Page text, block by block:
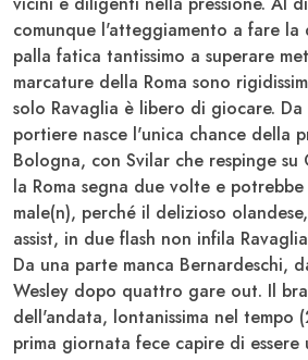
comunque l'atteggiamento a fare la
palla fatica tantissimo a superare
marcature della Roma sono
solo Ravaglia è libero di giocare.
portiere nasce l'unica chance della
Bologna, con Svilar che respinge su
la Roma segna due volte e
male(n), perché il delizioso
assist, in due flash non infila Ravaglia
Da una parte manca Bernardeschi,
Wesley dopo quattro gare out. Il
dell'andata, lontanissima nel tempo
prima giornata fece capire di essere